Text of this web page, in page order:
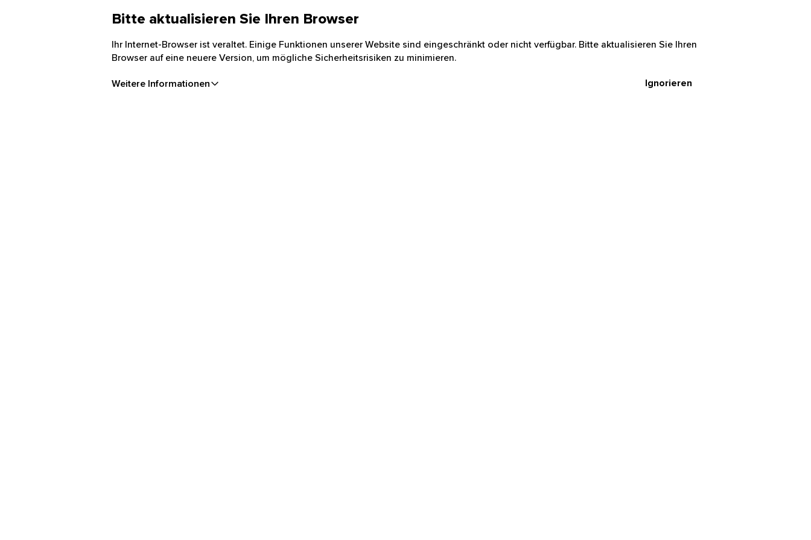
Bitte aktualisieren Sie Ihren Browser
Ihr Internet-Browser ist veraltet. Einige Funktionen unserer Website sind eingeschränkt oder nicht verfügbar. Bitte aktualisieren Sie Ihren
Browser auf eine neuere Version, um mögliche Sicherheitsrisiken zu minimieren.
Weitere Informationen Ignorieren